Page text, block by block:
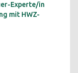
Experte/in
mit HWZ-